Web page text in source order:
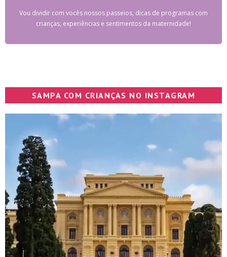
Vou dividir com vocês nossos passeios, dicas de programas com
crianças, experiências e sentimentos da maternidade!
SAMPA COM CRIANÇAS NO INSTAGRAM